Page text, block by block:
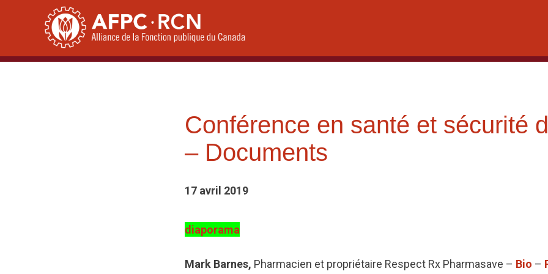
Conférence en santé et sécurité
– Documents
17 avril 2019
diaporama
Mark Barnes, Pharmacien et propriétaire Respect Rx Pharmasave – Bio –